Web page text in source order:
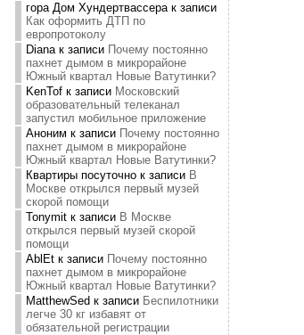
гора Дом Хундертвассерак записи
Как оформить ДТП по
европротоколу
Dianaк записи Почему постоянно
пахнет дымом в микрорайоне
Южный квартал Новые Ватутинки?
KenTofк записи Московский
образовательный телеканал
запустил мобильное приложение
Аноним к записи Почему постоянно
пахнет дымом в микрорайоне
Южный квартал Новые Ватутинки?
Квартиры посуточнок записи В
Москве открылся первый музей
скорой помощи
Tonymitк записи В Москве
открылся первый музей скорой
помощи
AblEtк записи Почему постоянно
пахнет дымом в микрорайоне
Южный квартал Новые Ватутинки?
MatthewSed к записи Беспилотники
легче 30 кг избавят от
обязательной регистрации